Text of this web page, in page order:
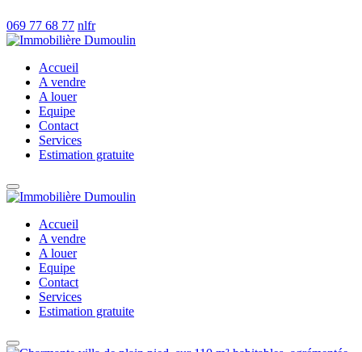
069 77 68 77 nlfr
Accueil
A vendre
A louer
Equipe
Contact
Services
Estimation gratuite
Accueil
A vendre
A louer
Equipe
Contact
Services
Estimation gratuite